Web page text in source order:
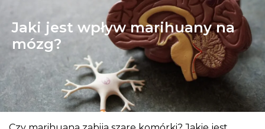
Jaki jest wpływ marihuany na
mózg?